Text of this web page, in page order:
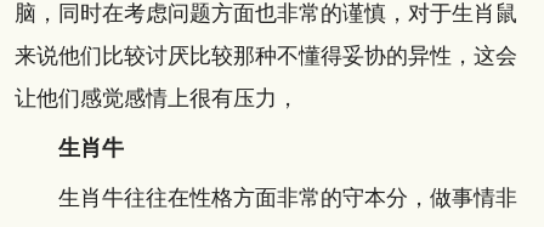
脑，同时在考虑问题方面也非常的谨慎，对于生肖鼠
来说他们比较讨厌比较那种不懂得妥协的异性，这会
让他们感觉感情上很有压力，
生肖牛
生肖牛往往在性格方面非常的守本分，做事情非